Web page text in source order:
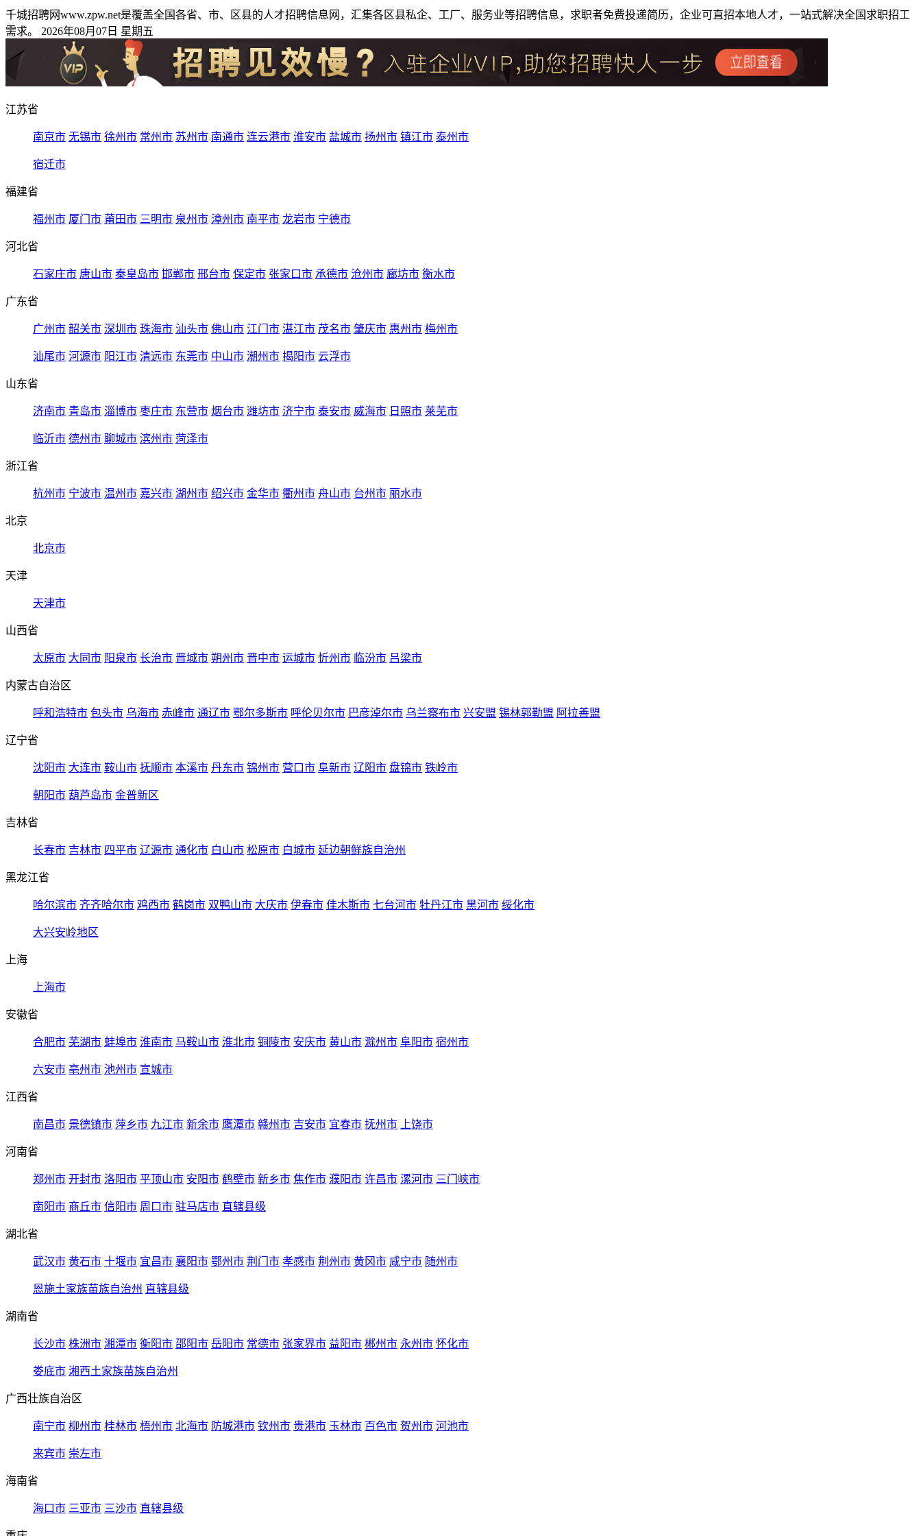
千城招聘网www.zpw.net是覆盖全国各省、市、区县的人才招聘信息网，汇集各区县私企、工厂、服务业等招聘信息，求职者免费投递简历，企业可直招本地人才，一站式解决全国求职招工
需求。 2026年08月07日 星期五
江苏省
南京市 无锡市 徐州市 常州市 苏州市 南通市 连云港市 淮安市 盐城市 扬州市 镇江市 泰州市
宿迁市
福建省
福州市 厦门市 莆田市 三明市 泉州市 漳州市 南平市 龙岩市 宁德市
河北省
石家庄市 唐山市 秦皇岛市 邯郸市 邢台市 保定市 张家口市 承德市 沧州市 廊坊市 衡水市
广东省
广州市 韶关市 深圳市 珠海市 汕头市 佛山市 江门市 湛江市 茂名市 肇庆市 惠州市 梅州市
汕尾市 河源市 阳江市 清远市 东莞市 中山市 潮州市 揭阳市 云浮市
山东省
济南市 青岛市 淄博市 枣庄市 东营市 烟台市 潍坊市 济宁市 泰安市 威海市 日照市 莱芜市
临沂市 德州市 聊城市 滨州市 菏泽市
浙江省
杭州市 宁波市 温州市 嘉兴市 湖州市 绍兴市 金华市 衢州市 舟山市 台州市 丽水市
北京
北京市
天津
天津市
山西省
太原市 大同市 阳泉市 长治市 晋城市 朔州市 晋中市 运城市 忻州市 临汾市 吕梁市
内蒙古自治区
呼和浩特市 包头市 乌海市 赤峰市 通辽市 鄂尔多斯市 呼伦贝尔市 巴彦淖尔市 乌兰察布市 兴安盟 锡林郭勒盟 阿拉善盟
辽宁省
沈阳市 大连市 鞍山市 抚顺市 本溪市 丹东市 锦州市 营口市 阜新市 辽阳市 盘锦市 铁岭市
朝阳市 葫芦岛市 金普新区
吉林省
长春市 吉林市 四平市 辽源市 通化市 白山市 松原市 白城市 延边朝鲜族自治州
黑龙江省
哈尔滨市 齐齐哈尔市 鸡西市 鹤岗市 双鸭山市 大庆市 伊春市 佳木斯市 七台河市 牡丹江市 黑河市 绥化市
大兴安岭地区
上海
上海市
安徽省
合肥市 芜湖市 蚌埠市 淮南市 马鞍山市 淮北市 铜陵市 安庆市 黄山市 滁州市 阜阳市 宿州市
六安市 亳州市 池州市 宣城市
江西省
南昌市 景德镇市 萍乡市 九江市 新余市 鹰潭市 赣州市 吉安市 宜春市 抚州市 上饶市
河南省
郑州市 开封市 洛阳市 平顶山市 安阳市 鹤壁市 新乡市 焦作市 濮阳市 许昌市 漯河市 三门峡市
南阳市 商丘市 信阳市 周口市 驻马店市 直辖县级
湖北省
武汉市 黄石市 十堰市 宜昌市 襄阳市 鄂州市 荆门市 孝感市 荆州市 黄冈市 咸宁市 随州市
恩施土家族苗族自治州 直辖县级
湖南省
长沙市 株洲市 湘潭市 衡阳市 邵阳市 岳阳市 常德市 张家界市 益阳市 郴州市 永州市 怀化市
娄底市 湘西土家族苗族自治州
广西壮族自治区
南宁市 柳州市 桂林市 梧州市 北海市 防城港市 钦州市 贵港市 玉林市 百色市 贺州市 河池市
来宾市 崇左市
海南省
海口市 三亚市 三沙市 直辖县级